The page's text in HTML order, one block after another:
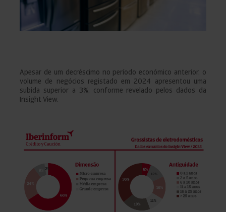
Apesar de um decréscimo no período económico anterior, o
volume de negócios registado em 2024 apresentou uma
subida superior a 3%, conforme revelado pelos dados da
Insight View.